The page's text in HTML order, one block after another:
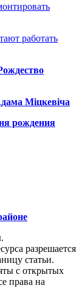
работать
Міцкевіча
рождения
разрешается
статьи.
с открытых
права на